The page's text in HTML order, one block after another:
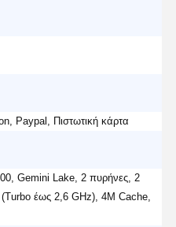
Paypal, Πιστωτική κάρτα
Gemini Lake, 2 πυρήνες, 2
έως 2,6 GHz), 4M Cache,